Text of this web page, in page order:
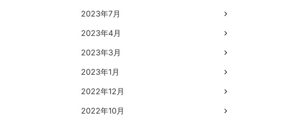
2023年7月
2023年4月
2023年3月
2023年1月
2022年12月
2022年10月